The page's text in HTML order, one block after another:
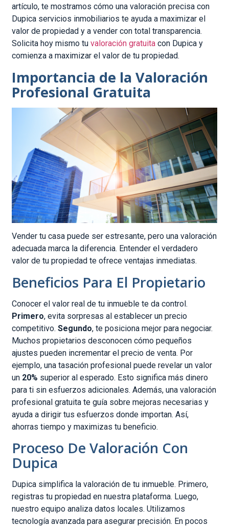
artículo, te mostramos cómo una valoración precisa con
Dupica servicios inmobiliarios te ayuda a maximizar el
valor de propiedad y a vender con total transparencia.
Solicita hoy mismo tuvaloración gratuita con Dupica y
comienza a maximizar el valor de tu propiedad.
Importancia de la Valoración
Profesional Gratuita
Vender tu casa puede ser estresante, pero una valoración
adecuada marca la diferencia. Entender el verdadero
valor de tu propiedad te ofrece ventajas inmediatas.
Beneficios Para El Propietario
Conocer el valor real de tu inmueble te da control.
Primero, evita sorpresas al establecer un precio
competitivo.Segundo, te posiciona mejor para negociar.
Muchos propietarios desconocen cómo pequeños
ajustes pueden incrementar el precio de venta. Por
ejemplo, una tasación profesional puede revelar un valor
un 20% superior al esperado. Esto significa más dinero
para ti sin esfuerzos adicionales. Además, una valoración
profesional gratuita te guía sobre mejoras necesarias y
ayuda a dirigir tus esfuerzos donde importan. Así,
ahorras tiempo y maximizas tu beneficio.
Proceso De Valoración Con
Dupica
Dupica simplifica la valoración de tu inmueble. Primero,
registras tu propiedad en nuestra plataforma. Luego,
nuestro equipo analiza datos locales. Utilizamos
tecnología avanzada para asegurar precisión. En pocos